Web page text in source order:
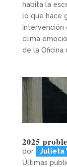
habita la
lo que hace
intervención
clima
de la Oficina
2025
por Julieta
Últimas